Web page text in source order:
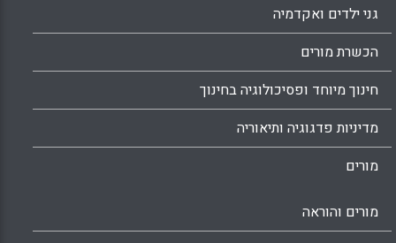
גני ילדים ואקדמיה
הכשרת מורים
חינוך מיוחד ופסיכולוגיה בחינוך
מדיניות פדגוגיה ותיאוריה
מורים
מורים והוראה